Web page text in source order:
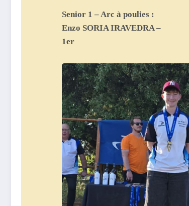
Senior 1 – Arc à poulies :
Enzo SORIA IRAVEDRA –
1er